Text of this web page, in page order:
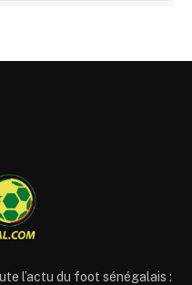
l’actu du foot sénégalais :